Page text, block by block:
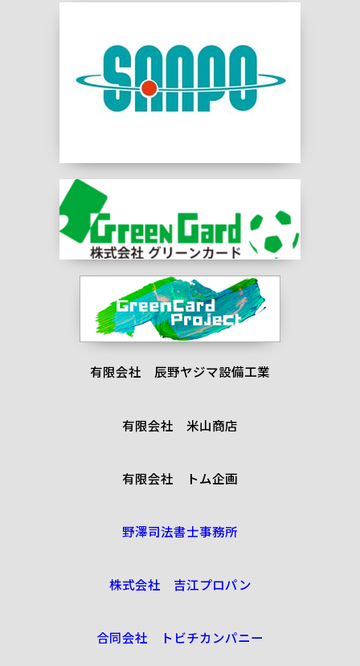
有限会社 辰野ヤジマ設備工業
有限会社 米山商店
有限会社 トム企画
野澤司法書士事務所
株式会社 吉江プロパン
合同会社 トビチカンパニー